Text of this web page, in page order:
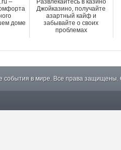
–
доме
Развлекайтесь в казино
Джойказино, получайте
азартный кайф и
забывайте о своих
проблемах
события в мире. Все права защищены.